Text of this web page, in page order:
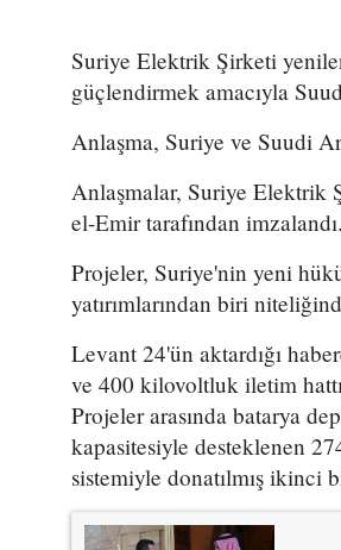
Suriye Elektrik Şirketi
güçlendirmek amacıyla
Anlaşma, Suriye ve Suudi
Anlaşmalar, Suriye Elektrik
el-Emir tarafından imzalandı.
Projeler, Suriye'nin yeni
yatırımlarından biri
Levant 24'ün aktardığı
ve 400 kilovoltluk iletim
Projeler arasında batarya
kapasitesiyle desteklenen
sistemiyle donatılmış ikinci